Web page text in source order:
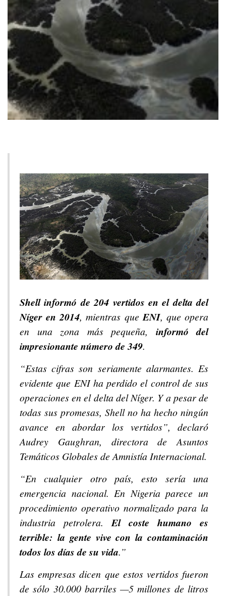
Shell informó de 204 vertidos en el delta del
Níger en 2014, mientras queENI, que opera
en una zona más pequeña, informó del
impresionante número de 349.
“Estas cifras son seriamente alarmantes. Es
evidente que ENI ha perdido el control de sus
operaciones en el delta del Níger. Y a pesar de
todas sus promesas, Shell no ha hecho ningún
avance en abordar los vertidos”, declaró
Audrey Gaughran, directora de Asuntos
Temáticos Globales de Amnistía Internacional.
“En cualquier otro país, esto sería una
emergencia nacional. En Nigeria parece un
procedimiento operativo normalizado para la
industria petrolera.El coste humano es
terrible: la gente vive con la contaminación
todos los días de su vida.”
Las empresas dicen que estos vertidos fueron
de sólo 30.000 barriles —5 millones de litros